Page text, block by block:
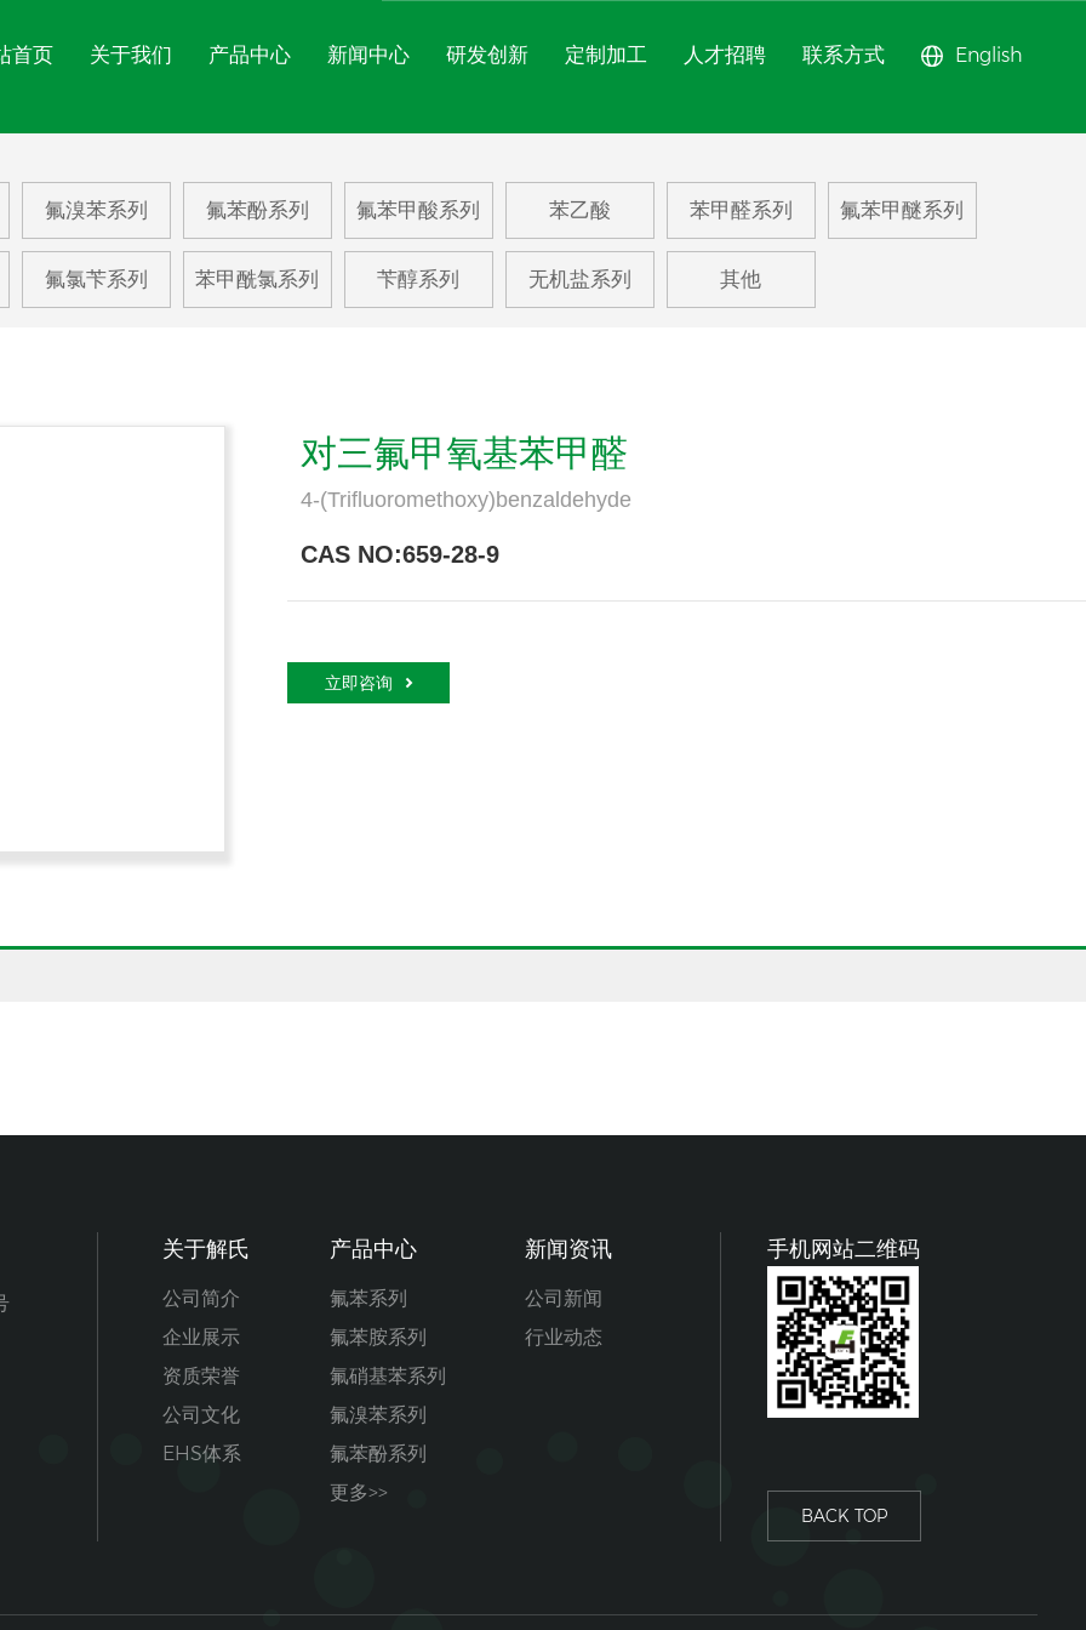
首页 关于我们 产品中心 新闻中心 研发创新 定制加工 人才招聘 联系方式 English
公司文化
EHS体系
公司简介
企业展示
资质荣誉
氟苯甲醚系列
氟甲苯系列
三氟甲苯系列
氟苯酚系列
氟苯甲酸系列
苯乙酸
氟苯系列
氟苯胺系列
氟硝基苯系列
公司新闻
行业动态
氟溴苯系列 氟苯酚系列 氟苯甲酸系列 苯乙酸 苯甲醛系列 氟苯甲醚系列
氟氯苄系列 苯甲酰氯系列 苄醇系列 无机盐系列 其他
对三氟甲氧基苯甲醛
4-(Trifluoromethoxy)benzaldehyde
CAS NO:659-28-9
立即咨询
关于解氏
公司简介
企业展示
资质荣誉
公司文化
EHS体系
产品中心
氟苯系列
氟苯胺系列
氟硝基苯系列
氟溴苯系列
氟苯酚系列
更多>>
新闻资讯
公司新闻
行业动态
手机网站二维码
BACK TOP